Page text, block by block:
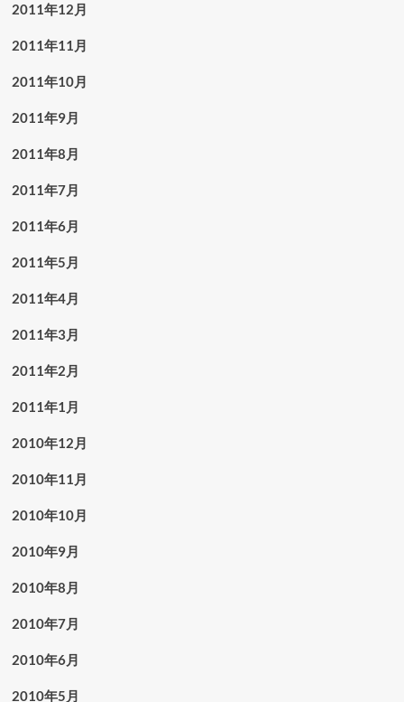
2011年12月
2011年11月
2011年10月
2011年9月
2011年8月
2011年7月
2011年6月
2011年5月
2011年4月
2011年3月
2011年2月
2011年1月
2010年12月
2010年11月
2010年10月
2010年9月
2010年8月
2010年7月
2010年6月
2010年5月